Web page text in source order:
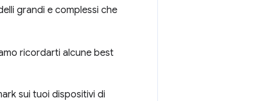
grandi e complessi che
ricordarti alcune best
sui tuoi dispositivi di